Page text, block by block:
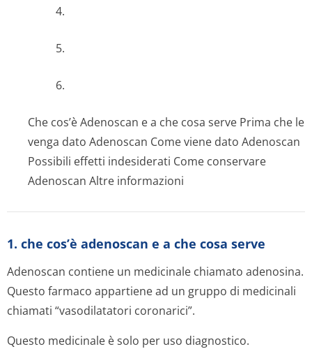
4.
5.
6.
Che cos’è Adenoscan e a che cosa serve Prima che le
venga dato Adenoscan Come viene dato Adenoscan
Possibili effetti indesiderati Come conservare
Adenoscan Altre informazioni
1. che cos’è adenoscan e a che cosa serve
Adenoscan contiene un medicinale chiamato adenosina.
Questo farmaco appartiene ad un gruppo di medicinali
chiamati “vasodilatatori coronarici”.
Questo medicinale è solo per uso diagnostico.